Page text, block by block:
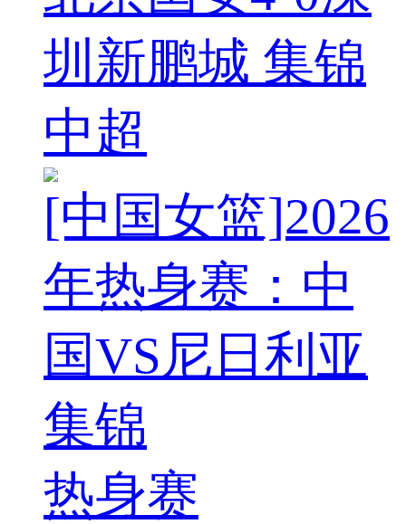
圳新鹏城 集锦
中超
[中国女篮]2026
年热身赛：中
国VS尼日利亚
集锦
热身赛